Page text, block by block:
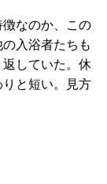
なのか、この
入浴者たちも
していた。休
と短い。見方